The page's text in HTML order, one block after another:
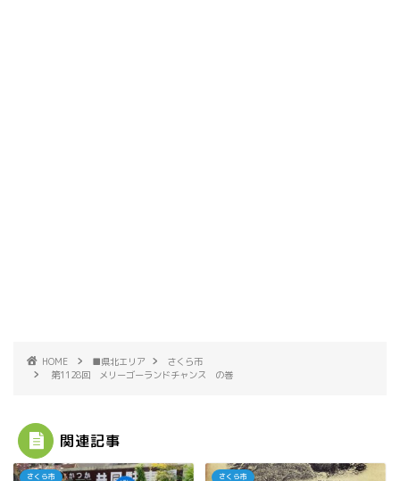
HOME ■県北エリア
さくら市
第1128回 メリーゴーランドチャンス の巻
関連記事
さくら市 さくら市